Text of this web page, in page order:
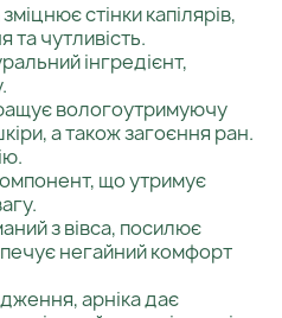
стінки капілярів,
чутливість.
інгредієнт,
вологоутримуючу
а також загоєння ран.
що утримує
з вівса, посилює
негайний комфорт
арніка дає